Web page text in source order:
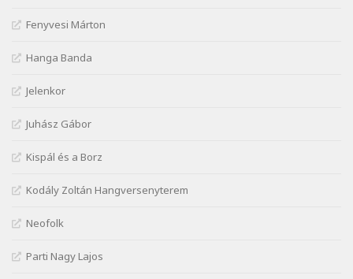
Szélkiáltó
József Attila: Hajad az ujjamé
József Attila: Jaj, majdnem
Szélkiáltó
Szélkiáltó
József Attila: Mióta elmentél
József Attila: Ne bántsda gyönge nőt
Fenyvesi Márton
Hanga Banda
Jelenkor
Juhász Gábor
Kispál és a Borz
Kodály Zoltán Hangversenyterem
Neofolk
Parti Nagy Lajos